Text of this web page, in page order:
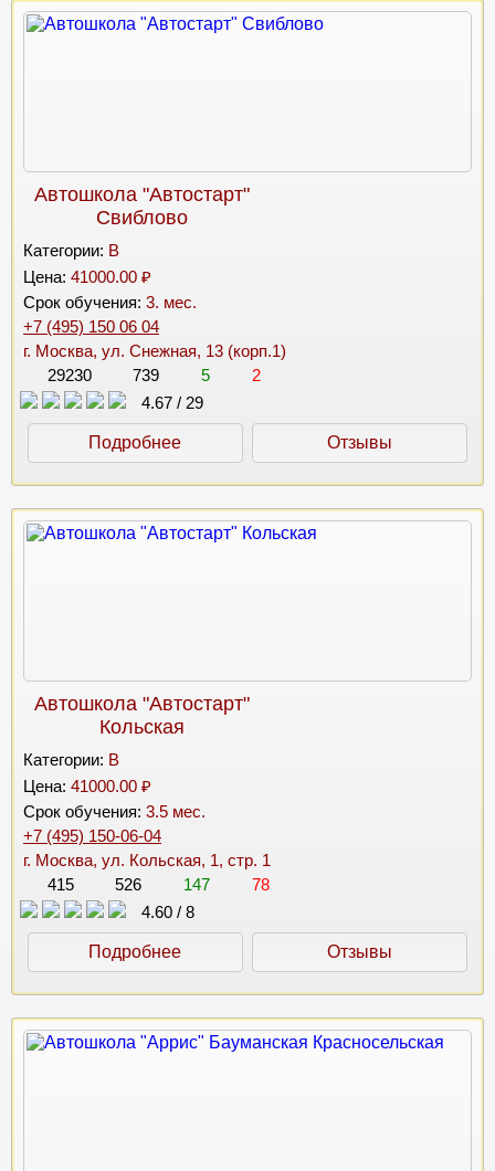
Автошкола "Автостарт"
Свиблово
Категории: B
Цена: 41000.00 ₽
Срок обучения: 3. мес.
+7 (495) 150 06 04
г. Москва, ул. Снежная, 13 (корп.1)
29230
739 5
2
4.67 / 29
Подробнее Отзывы
Автошкола "Автостарт"
Кольская
Категории: B
Цена: 41000.00 ₽
Срок обучения: 3.5 мес.
+7 (495) 150-06-04
г. Москва, ул. Кольская, 1, стр. 1
415
526 147
78
4.60 / 8
Подробнее Отзывы